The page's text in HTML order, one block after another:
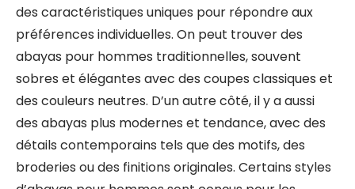
des caractéristiques uniques pour répondre aux
préférences individuelles. On peut trouver des
abayas pour hommes traditionnelles, souvent
sobres et élégantes avec des coupes classiques et
des couleurs neutres. D’un autre côté, il y a aussi
des abayas plus modernes et tendance, avec des
détails contemporains tels que des motifs, des
broderies ou des finitions originales. Certains styles